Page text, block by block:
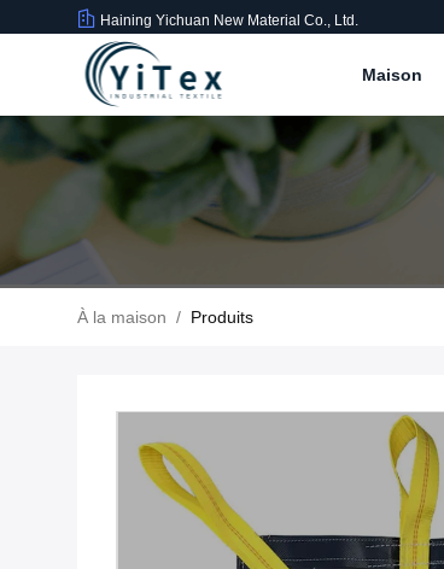
Haining Yichuan New Material Co., Ltd.
Maison
À la maison / Produits